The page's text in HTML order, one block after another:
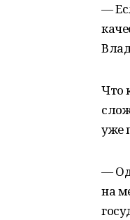
—
Что
уже
—
на